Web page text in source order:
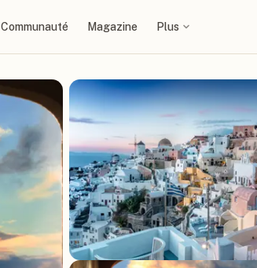
Communauté Magazine Plus